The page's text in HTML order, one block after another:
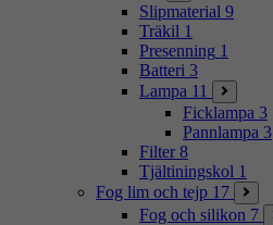
Slipmaterial 9
Träkil 1
Presenning 1
Batteri 3
Lampa 11
Ficklampa 3
Pannlampa 3
Filter 8
Tjältiningskol 1
Fog lim och tejp 17
Fog och silikon 7